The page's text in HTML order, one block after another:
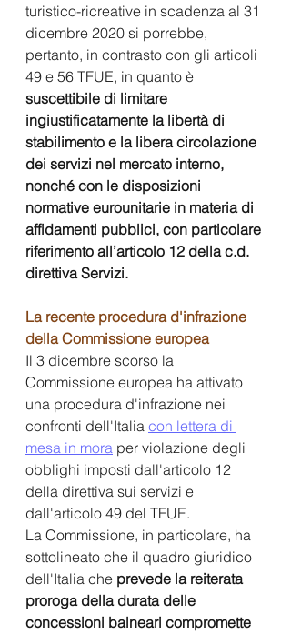
turistico-ricreative in scadenza al 31
dicembre 2020 si porrebbe,
pertanto, in contrasto con gli articoli
49 e 56 TFUE, in quanto è
suscettibile di limitare
ingiustificatamente la libertà di
stabilimento e la libera circolazione
dei servizi nel mercato interno,
nonché con le disposizioni
normative eurounitarie in materia di
affidamenti pubblici, con particolare
riferimento all’articolo 12 della c.d.
direttiva Servizi.
La recente procedura d'infrazione
della Commissione europea
Il 3 dicembre scorso la
Commissione europea ha attivato
una procedura d'infrazione nei
confronti dell'Italia con lettera di
mesa in mora per violazione degli
obblighi imposti dall'articolo 12
della direttiva sui servizi e
dall'articolo 49 del TFUE.
La Commissione, in particolare, ha
sottolineato che il quadro giuridico
dell'Italia che prevede la reiterata
proroga della durata delle
concessioni balneari compromette